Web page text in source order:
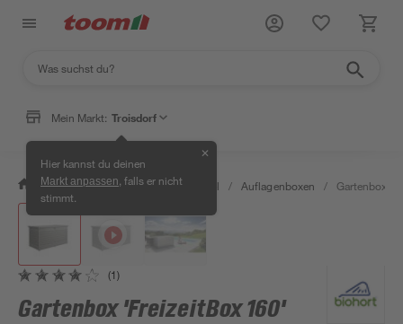
Mein Markt: Troisdorf
Hier kannst du deinen
Markt anpassen , falls er nicht
stimmt.
✕
/ Garten & Freizeit / Gartenmöbel / Auflagenboxen / Gartenbox
(1)
Gartenbox 'FreizeitBox 160'